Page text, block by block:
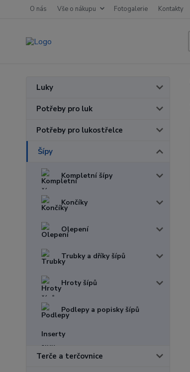
O nás Vše o nákupu Fotogalerie Kontakty
Luky
Potřeby pro luk
Potřeby pro lukostřelce
Šípy
Kompletní šípy
Končíky
Olepení
Trubky a dříky šípů
Hroty šípů
Podlepy a popisky šípů
Inserty
Terče a terčovnice